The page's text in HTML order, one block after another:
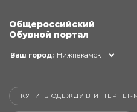
Общероссийский
Обувной портал
Ваш город: Нижнекамск
КУПИТЬ ОДЕЖДУ В ИНТЕРНЕТ-